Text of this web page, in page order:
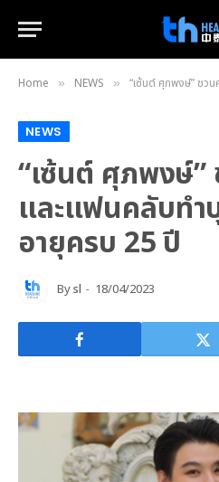
Home » NEWS » “เซ้นต์ ศุภพงษ์” ชวนครอ
NEWS
“เซ้นต์ ศุภพงษ์”
และแฟนคลับท
อายุครบ 25 ปี
Bysl 18/04/2023